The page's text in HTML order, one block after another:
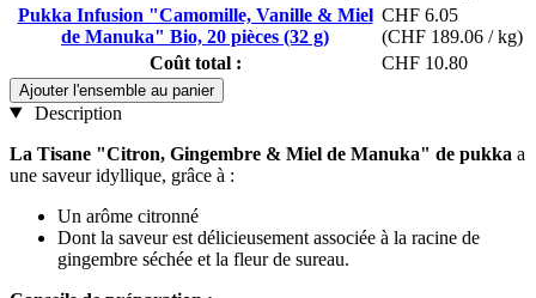
Pukka Infusion "Camomille, Vanille & Miel
de Manuka" Bio, 20 pièces (32 g)
CHF 6.05
(CHF 189.06 / kg)
Coût total :
CHF 10.80
Ajouter l'ensemble au panier
Description
La Tisane "Citron, Gingembre & Miel de Manuka" de pukka a
une saveur idyllique, grâce à :
Un arôme citronné
Dont la saveur est délicieusement associée à la racine de
gingembre séchée et la fleur de sureau.